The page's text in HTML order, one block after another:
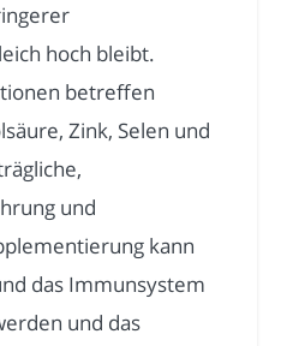
hoch bleibt.
betreffen
Zink, Selen und
und
kann
das Immunsystem
und das